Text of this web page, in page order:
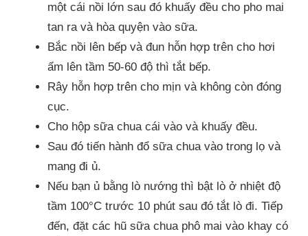
một cái nồi lớn sau đó khuấy đều cho pho mai
tan ra và hòa quyện vào sữa.
Bắc nồi lên bếp và đun hỗn hợp trên cho hơi
ấm lên tầm 50-60 độ thì tắt bếp.
Rây hỗn hợp trên cho mịn và không còn đóng
cục.
Cho hộp sữa chua cái vào và khuấy đều.
Sau đó tiến hành đổ sữa chua vào trong lọ và
mang đi ủ.
Nếu bạn ủ bằng lò nướng thì bật lò ở nhiệt độ
tầm 100°C trước 10 phút sau đó tắt lò đi. Tiếp
đến, đặt các hũ sữa chua phô mai vào khay có